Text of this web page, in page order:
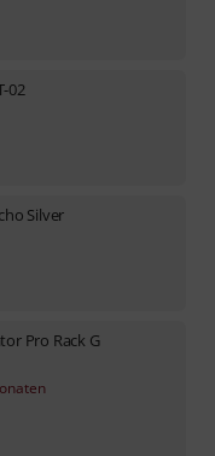
02
Silver
Pro Rack G